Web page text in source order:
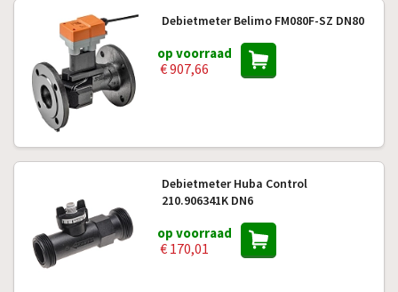
Debietmeter Belimo FM080F-SZ DN80
op voorraad
€ 907,66
Debietmeter Huba Control
210.906341K DN6
op voorraad
€ 170,01